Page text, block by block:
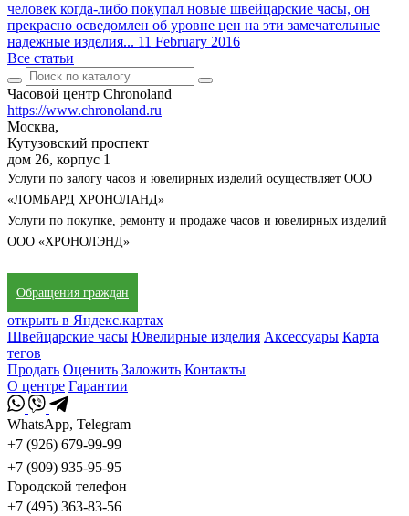
человек когда-либо покупал новые швейцарские часы, он
прекрасно осведомлен об уровне цен на эти замечательные
надежные изделия... 11 February 2016
Все статьи
Часовой центр Chronoland
https://www.chronoland.ru
Москва,
Кутузовский проспект
дом 26, корпус 1
Услуги по залогу часов и ювелирных изделий осуществляет ООО
«ЛОМБАРД ХРОНОЛАНД»
Услуги по покупке, ремонту и продаже часов и ювелирных изделий
ООО «ХРОНОЛЭНД»
Обращения граждан
открыть в Яндекс.картах
Швейцарские часы Ювелирные изделия Аксессуары Карта
тегов
Продать Оценить Заложить Контакты
О центре Гарантии
WhatsApp, Telegram
+7 (926) 679-99-99
+7 (909) 935-95-95
Городской телефон
+7 (495) 363-83-56